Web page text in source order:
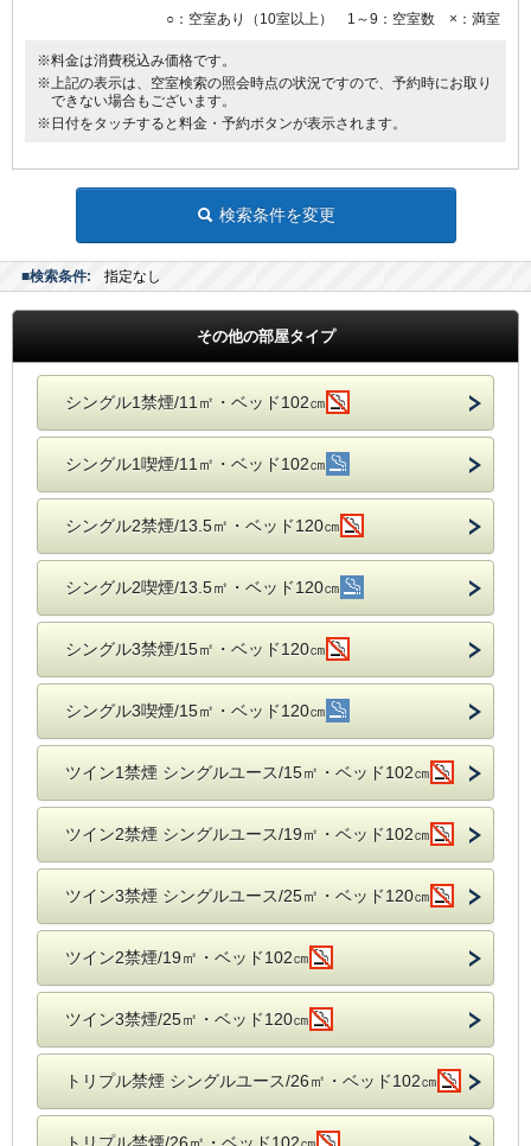
○：空室あり（10室以上） 1～9：空室数 ×：満室
※料金は消費税込み価格です。
※上記の表示は、空室検索の照会時点の状況ですので、予約時にお取り
できない場合もございます。
※日付をタッチすると料金・予約ボタンが表示されます。
検索条件を変更
■検索条件: 指定なし
その他の部屋タイプ
シングル1禁煙/11㎡・ベッド102㎝
シングル1喫煙/11㎡・ベッド102㎝
シングル2禁煙/13.5㎡・ベッド120㎝
シングル2喫煙/13.5㎡・ベッド120㎝
シングル3禁煙/15㎡・ベッド120㎝
シングル3喫煙/15㎡・ベッド120㎝
ツイン1禁煙 シングルユース/15㎡・ベッド102㎝
ツイン2禁煙 シングルユース/19㎡・ベッド102㎝
ツイン3禁煙 シングルユース/25㎡・ベッド120㎝
ツイン2禁煙/19㎡・ベッド102㎝
ツイン3禁煙/25㎡・ベッド120㎝
トリプル禁煙 シングルユース/26㎡・ベッド102㎝